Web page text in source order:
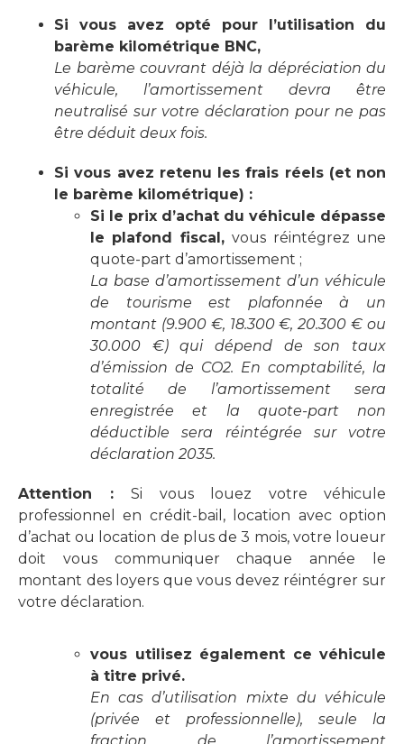
Si vous avez opté pour l’utilisation du
barème kilométrique BNC,
Le barème couvrant déjà la dépréciation du
véhicule, l’amortissement devra être
neutralisé sur votre déclaration pour ne pas
être déduit deux fois.
Si vous avez retenu les frais réels (et non
le barème kilométrique) :
Si le prix d’achat du véhicule dépasse
le plafond fiscal,vous réintégrez une
quote-part d’amortissement ;
La base d’amortissement d’un véhicule
de tourisme est plafonnée à un
montant (9.900 €, 18.300 €, 20.300 € ou
30.000 €) qui dépend de son taux
d’émission de CO2. En comptabilité, la
totalité de l’amortissement sera
enregistrée et la quote-part non
déductible sera réintégrée sur votre
déclaration 2035.
Attention : Si vous louez votre véhicule
professionnel en crédit-bail, location avec option
d’achat ou location de plus de 3 mois, votre loueur
doit vous communiquer chaque année le
montant des loyers que vous devez réintégrer sur
votre déclaration.
vous utilisez également ce véhicule
à titre privé.
En cas d’utilisation mixte du véhicule
(privée et professionnelle), seule la